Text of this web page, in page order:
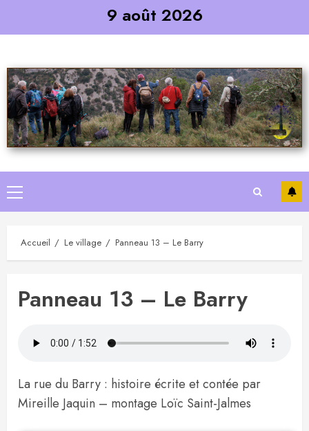
9 août 2026
Primary
Menu
Accueil Le village Panneau 13 – Le Barry
Panneau 13 – Le Barry
La rue du Barry : histoire écrite et contée par
Mireille Jaquin – montage Loïc Saint-Jalmes